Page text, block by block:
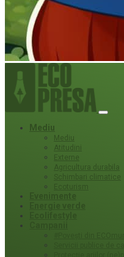
Mediu
Mediu
Atitudini
Externe
Agricultura durabila
Schimbari climatice
Ecoturism